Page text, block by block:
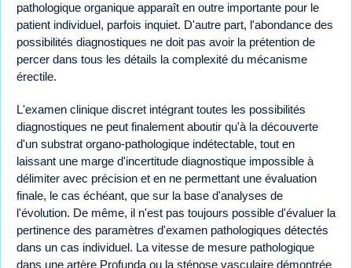
pathologique organique apparaît en outre importante pour le
patient individuel, parfois inquiet. D'autre part, l'abondance des
possibilités diagnostiques ne doit pas avoir la prétention de
percer dans tous les détails la complexité du mécanisme
érectile.
L'examen clinique discret intégrant toutes les possibilités
diagnostiques ne peut finalement aboutir qu'à la découverte
d'un substrat organo-pathologique indétectable, tout en
laissant une marge d'incertitude diagnostique impossible à
délimiter avec précision et en ne permettant une évaluation
finale, le cas échéant, que sur la base d'analyses de
l'évolution. De même, il n'est pas toujours possible d'évaluer la
pertinence des paramètres d'examen pathologiques détectés
dans un cas individuel. La vitesse de mesure pathologique
dans une artère Profunda ou la sténose vasculaire démontrée